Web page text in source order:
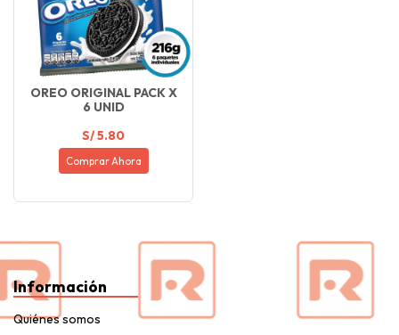
OREO ORIGINAL PACK X
6 UNID
S/ 5.80
Comprar Ahora
Información
Quiénes somos